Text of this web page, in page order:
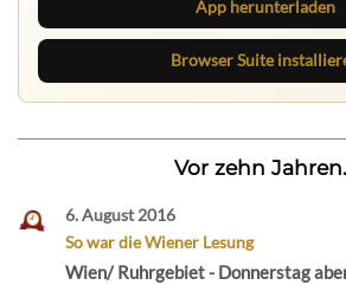
App herunterladen
Browser Suite
Vor zehn
6. August 2016
So war die Wiener Lesung
Wien/ Ruhrgebiet - Donnerstag